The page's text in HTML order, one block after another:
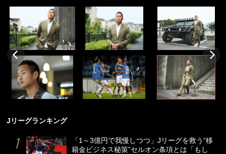
Jリーグランキング
「1～3億円で我慢しつつ」Jリーグを救う“移
籍金ビジネス秘策”セルオン条項とは「もし